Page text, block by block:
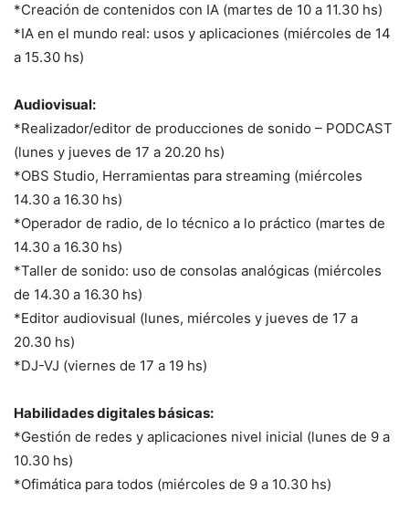
*Creación de contenidos con IA (martes de 10 a 11.30 hs)
*IA en el mundo real: usos y aplicaciones (miércoles de 14
a 15.30 hs)
Audiovisual:
*Realizador/editor de producciones de sonido – PODCAST
(lunes y jueves de 17 a 20.20 hs)
*OBS Studio, Herramientas para streaming (miércoles
14.30 a 16.30 hs)
*Operador de radio, de lo técnico a lo práctico (martes de
14.30 a 16.30 hs)
*Taller de sonido: uso de consolas analógicas (miércoles
de 14.30 a 16.30 hs)
*Editor audiovisual (lunes, miércoles y jueves de 17 a
20.30 hs)
*DJ-VJ (viernes de 17 a 19 hs)
Habilidades digitales básicas:
*Gestión de redes y aplicaciones nivel inicial (lunes de 9 a
10.30 hs)
*Ofimática para todos (miércoles de 9 a 10.30 hs)